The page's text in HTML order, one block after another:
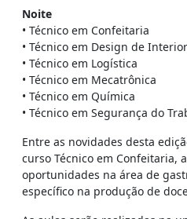
Noite
• Técnico em Confeitaria
• Técnico em Design de
• Técnico em Logística
• Técnico em Mecatrônica
• Técnico em Química
• Técnico em Segurança do
Entre as novidades desta
curso Técnico em Confeitaria,
oportunidades na área de
específico na produção de